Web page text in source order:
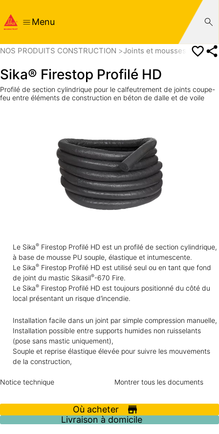
Menu
NOS PRODUITS CONSTRUCTION Joints et mousses de
Sika® Firestop Profilé HD
Profilé de section cylindrique pour le calfeutrement de joints coupe-
feu entre éléments de construction en béton de dalle et de voile
Le Sika®Firestop Profilé HD est un profilé de section cylindrique,
à base de mousse PU souple, élastique et intumescente.
Le Sika®Firestop Profilé HD est utilisé seul ou en tant que fond
de joint du mastic Sikasil®-670 Fire.
Le Sika®Firestop Profilé HD est toujours positionné du côté du
local présentant un risque d’incendie.
Installation facile dans un joint par simple compression manuelle,
Installation possible entre supports humides non ruisselants
(pose sans mastic uniquement),
Souple et reprise élastique élevée pour suivre les mouvements
de la construction,
Notice technique Montrer tous les documents
Où acheter
Livraison à domicile